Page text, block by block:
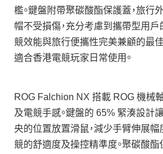
檻。鍵盤附帶聚碳酸酯保護蓋，旅行
帽不受損傷，充分考慮到攜帶型用戶
競效能與旅行便攜性完美兼顧的最
適合香港電競玩家日常使用。
ROG Falchion NX 搭載 ROG 機械
及電競手感。鍵盤的 65% 緊湊設計
央的位置放置滑鼠，減少手臂伸展幅
競的舒適度及操控精準度。聚碳酸